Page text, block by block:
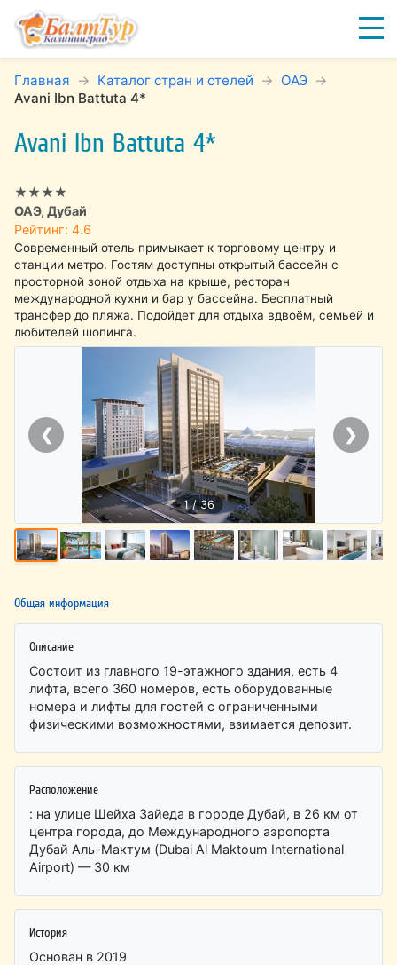
Главная Каталог стран и отелей
ОАЭ
Avani Ibn Battuta 4*
Avani Ibn Battuta 4*
★★★★
ОАЭ, Дубай
Рейтинг: 4.6
Современный отель примыкает к торговому центру и
станции метро. Гостям доступны открытый бассейн с
просторной зоной отдыха на крыше, ресторан
международной кухни и бар у бассейна. Бесплатный
трансфер до пляжа. Подойдет для отдыха вдвоём, семьей и
любителей шопинга.
❮ ❯
1 / 36
Общая информация
Описание
Состоит из главного 19-этажного здания, есть 4
лифта, всего 360 номеров, есть оборудованные
номера и лифты для гостей с ограниченными
физическими возможностями, взимается депозит.
Расположение
: на улице Шейха Зайеда в городе Дубай, в 26 км от
центра города, до Международного аэропорта
Дубай Аль-Мактум (Dubai Al Maktoum International
Airport) — 30 км
История
Основан в 2019